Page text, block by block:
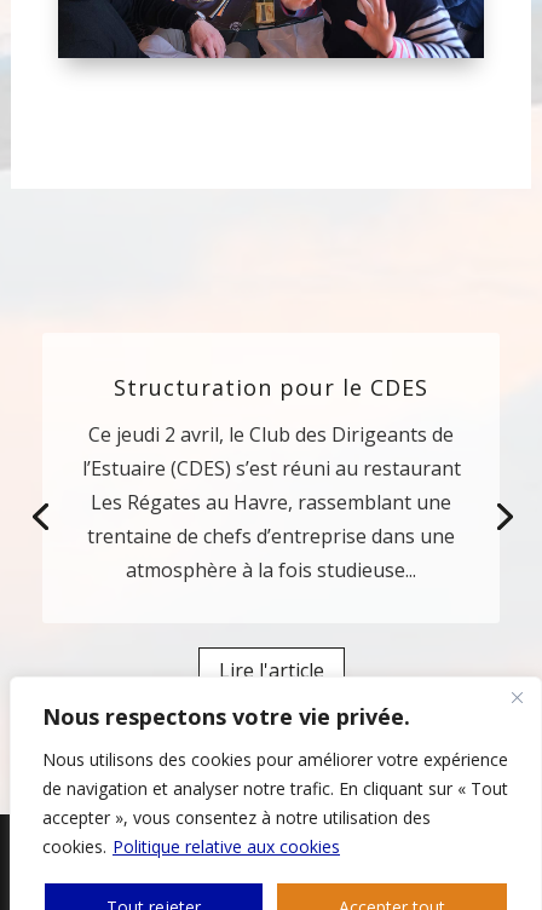
Nous respectons votre vie privée.
Nous utilisons des cookies pour améliorer votre expérience
de navigation et analyser notre trafic. En cliquant sur « Tout
accepter », vous consentez à notre utilisation des
cookies. Politique relative aux cookies
Structuration pour le CDES
Ce jeudi 2 avril, le Club des Dirigeants de
l’Estuaire (CDES) s’est réuni au restaurant
Les Régates au Havre, rassemblant une
trentaine de chefs d’entreprise dans une
atmosphère à la fois studieuse...
Lire l'article
Design by Art&Fact // © CDES 2022 - Consulterles